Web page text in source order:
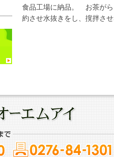
食品工場に納品。 お茶が
約させ水抜きをし、撹拌さ